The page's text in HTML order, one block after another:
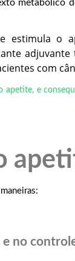
metabólico
estimula o
com
apetite, e
no